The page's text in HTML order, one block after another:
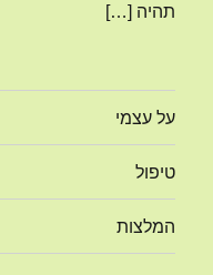
תהיה
[…]
על עצמי
טיפול
המלצות